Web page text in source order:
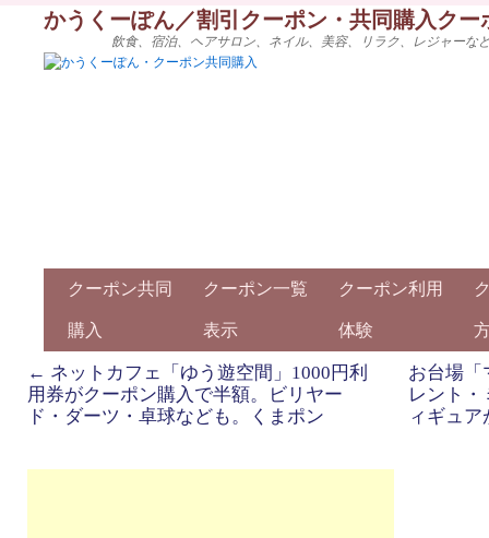
かうくーぽん／割引クーポン・共同購入ク
飲食、宿泊、ヘアサロン、ネイル、美容、リラク、レジャー
クーポン共同
購入
クーポン一覧
表示
クーポン利用
体験
← ネットカフェ「ゆう遊空間」1000円利
用券がクーポン購入で半額。ビリヤー
ド・ダーツ・卓球なども。くまポン
お台場「
レント
ィギュ